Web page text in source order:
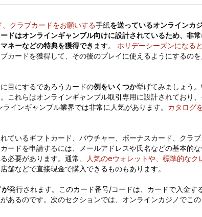
クラブカードをお願いする手紙を送っているオンラインカ
はオンラインギャンブル向けに設計されているため、非
ネーなどの特典を獲得でき ます。 ホリデーシーズンになる
カードを獲得して、その後のプレイに使えるようにするの
目にするであろうカードの例をいくつか挙げてみましょう。
これらはオンラインギャンブル取引専用に設計されており
インギャンブル業界では非常に人気があります。 カタログ
いるギフトカード、バウチャー、ボーナスカード、クラ
ードを申請するには、メールアドレスや氏名などの基本的
必要があります。通常、
人気のeウォレットや、標準的な
舗などで直接現金で購入できるものもあります。
発行されます。このカード番号/コードは、カードで入金す
るのです。次のセクションでは、オンラインカジノでこ